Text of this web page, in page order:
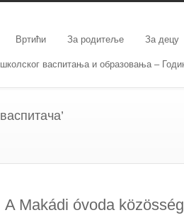
Вртићи За родитеље За децу
васпитања и образовања –
A Makádi óvoda